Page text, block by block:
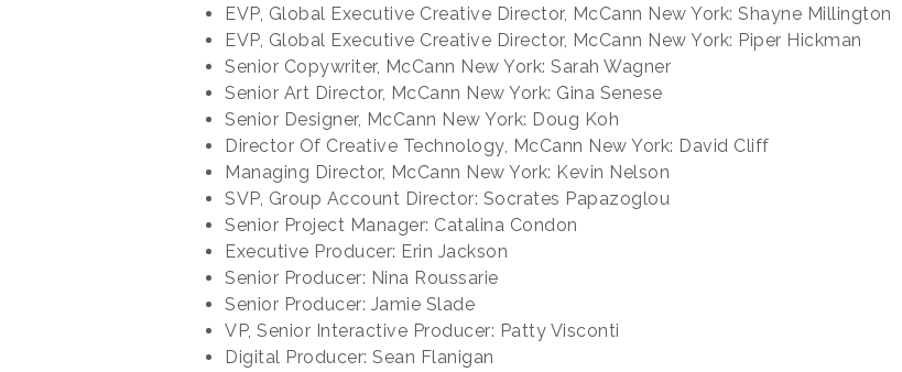
EVP, Global Executive Creative Director, McCann New York: Shayne Millington
EVP, Global Executive Creative Director, McCann New York: Piper Hickman
Senior Copywriter, McCann New York: Sarah Wagner
Senior Art Director, McCann New York: Gina Senese
Senior Designer, McCann New York: Doug Koh
Director Of Creative Technology, McCann New York: David Cliff
Managing Director, McCann New York: Kevin Nelson
SVP, Group Account Director: Socrates Papazoglou
Senior Project Manager: Catalina Condon
Executive Producer: Erin Jackson
Senior Producer: Nina Roussarie
Senior Producer: Jamie Slade
VP, Senior Interactive Producer: Patty Visconti
Digital Producer: Sean Flanigan